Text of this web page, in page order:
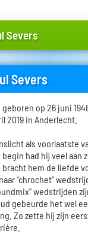
Severs
Severs
geboren op 26 juni
2019 in Anderlecht.
als voorlaatste
had hij veel aan
hem de liefde
"chrochet"
wedstrijden
gebeurde het wel
Zo zette hij zijn